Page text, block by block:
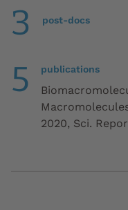
3 post-docs
5 publications
2020, Sci.